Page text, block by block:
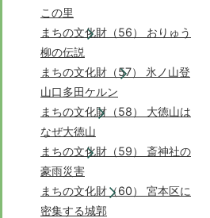
この里
まちの文化財（56） おりゅう
柳の伝説
まちの文化財（57） 氷ノ山登
山口多田ケルン
まちの文化財（58） 大徳山は
なぜ大徳山
まちの文化財（59） 斎神社の
豪雨災害
まちの文化財（60） 宮本区に
密集する城郭